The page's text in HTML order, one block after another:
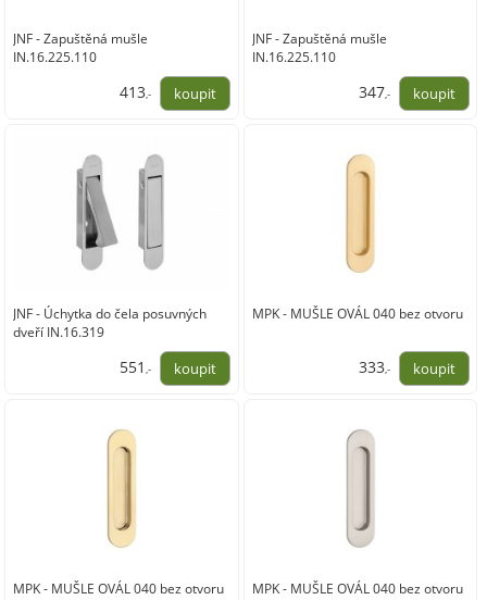
JNF - Zapuštěná mušle
IN.16.225.110
413,-
JNF - Zapuštěná mušle
IN.16.225.110
347,-
JNF - Úchytka do čela posuvných
dveří IN.16.319
551,-
MPK - MUŠLE OVÁL 040 bez otvoru
333,-
MPK - MUŠLE OVÁL 040 bez otvoru MPK - MUŠLE OVÁL 040 bez otvoru